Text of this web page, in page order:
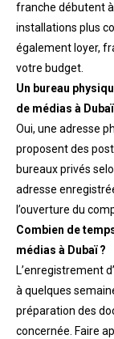
franche débutent
installations plus
également loyer,
votre budget.
Un bureau
de médias à Dubaï
Oui, une adresse
proposent des
bureaux privés
adresse
l’ouverture du
Combien de
médias à Dubaï ?
L’enregistrement
à quelques
préparation des
concernée. Faire